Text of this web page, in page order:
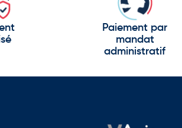
Paiement par
mandat
administratif